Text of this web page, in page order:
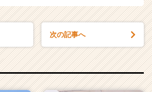
次の記事へ